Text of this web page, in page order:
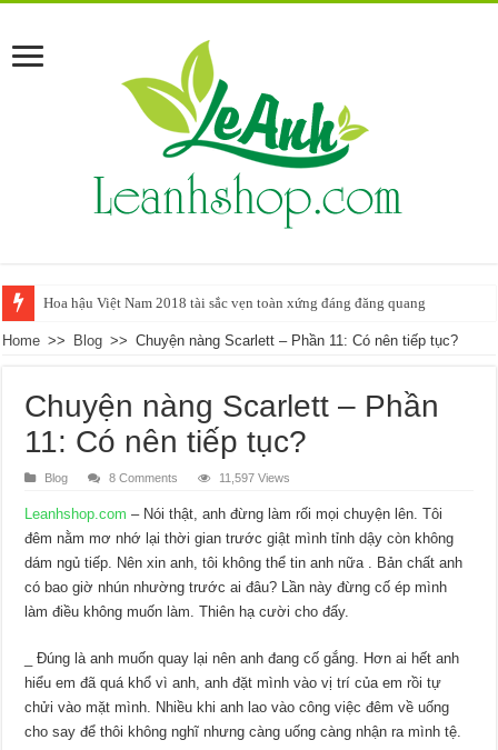
Hoa hậu Việt Nam 2018 tài sắc vẹn toàn xứng đáng đăng quang
Hướng dẫn cách làm vòng tay Handmade cực đơn giản tại nhà
Home >> Blog >> Chuyện nàng Scarlett – Phần 11: Có nên tiếp tục?
Chuyện nàng Scarlett – Phần
11: Có nên tiếp tục?
Blog 8 Comments 11,597 Views
Leanhshop.com – Nói thật, anh đừng làm rối mọi chuyện lên. Tôi
đêm nằm mơ nhớ lại thời gian trước giật mình tỉnh dậy còn không
dám ngủ tiếp. Nên xin anh, tôi không thể tin anh nữa . Bản chất anh
có bao giờ nhún nhường trước ai đâu? Lần này đừng cố ép mình
làm điều không muốn làm. Thiên hạ cười cho đấy.
_ Đúng là anh muốn quay lại nên anh đang cố gắng. Hơn ai hết anh
hiểu em đã quá khổ vì anh, anh đặt mình vào vị trí của em rồi tự
chửi vào mặt mình. Nhiều khi anh lao vào công việc đêm về uống
cho say để thôi không nghĩ nhưng càng uống càng nhận ra mình tệ.